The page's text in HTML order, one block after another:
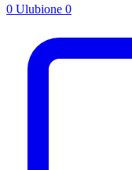
0 Ulubione 0